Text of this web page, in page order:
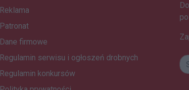
Reklama
Patronat
Dane firmowe
Regulamin serwisu i ogłoszeń drobnych
Regulamin konkursów